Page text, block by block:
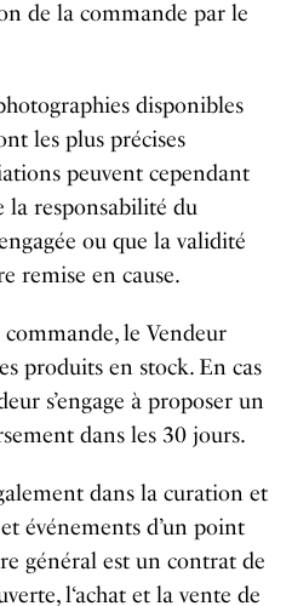
de la commande par le
disponibles
les plus précises
peuvent cependant
la responsabilité du
ou que la validité
remise en cause.
le Vendeur
produits en stock. En cas
s’engage à proposer un
dans les 30 jours.
dans la curation et
événements d’un point
général est un contrat de
l‘achat et la vente de